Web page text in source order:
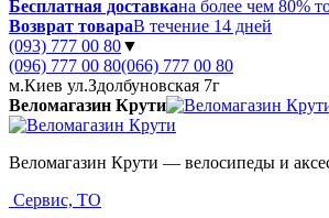
Бесплатная доставкана более чем 80%
Возврат товараВ течение 14 дней
(093) 777 00 80▼
(096) 777 00 80(066) 777 00 80
м.Киев ул.Здолбуновская 7г
Веломагазин Крути
Веломагазин Крути — велосипеды и
Сервис, ТО